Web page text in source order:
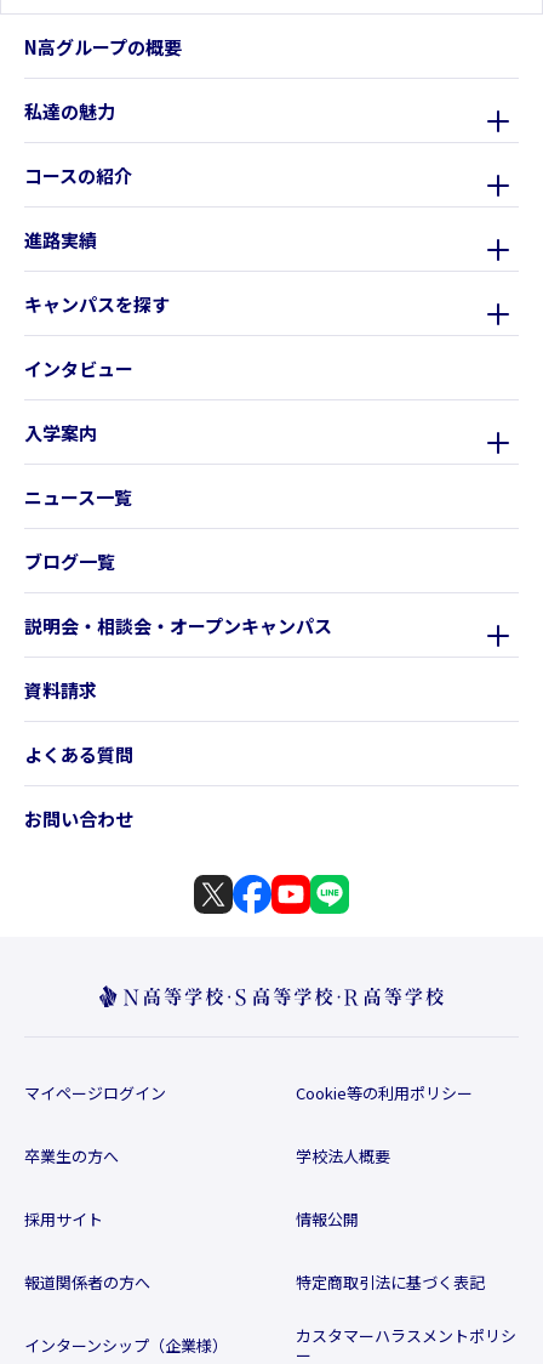
N高グループの概要
私達の魅力
コースの紹介
進路実績
キャンパスを探す
インタビュー
入学案内
ニュース一覧
ブログ一覧
説明会・相談会・オープンキャンパス
資料請求
よくある質問
お問い合わせ
マイページログイン
卒業生の方へ
採用サイト
報道関係者の方へ
インターンシップ（企業様）
Cookie等の利用ポリシー
学校法人概要
情報公開
特定商取引法に基づく表記
カスタマーハラスメントポリシ
ー